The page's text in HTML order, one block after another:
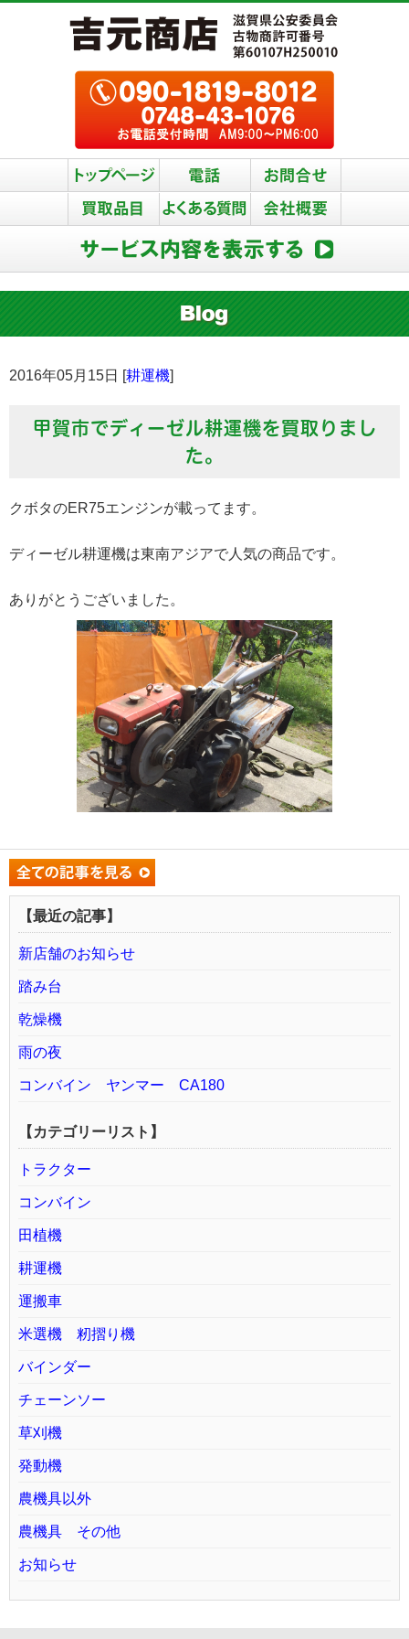
2016年05月15日 [耕運機]
甲賀市でディーゼル耕運機を買取りまし
た。
クボタのER75エンジンが載ってます。
ディーゼル耕運機は東南アジアで人気の商品です。
ありがとうございました。
【最近の記事】
新店舗のお知らせ
踏み台
乾燥機
雨の夜
コンバイン ヤンマー CA180
【カテゴリーリスト】
トラクター
コンバイン
田植機
耕運機
運搬車
米選機 籾摺り機
バインダー
チェーンソー
草刈機
発動機
農機具以外
農機具 その他
お知らせ